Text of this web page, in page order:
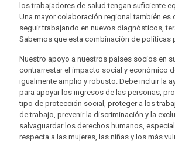
los trabajadores de salud tengan suficiente
Una mayor colaboración regional también es
seguir trabajando en nuevos diagnósticos,
Sabemos que esta combinación de políticas
Nuestro apoyo a nuestros países socios en
contrarrestar el impacto social y económico
igualmente amplio y robusto. Debe incluir la
para apoyar los ingresos de las personas,
tipo de protección social, proteger a los
de trabajo, prevenir la discriminación y la
salvaguardar los derechos humanos,
respecta a las mujeres, las niñas y los más